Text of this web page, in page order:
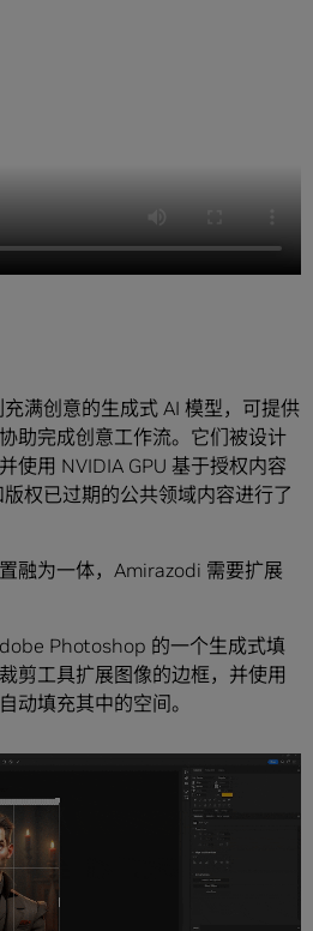
满创意的生成式 AI 模型，可提供
助完成创意工作流。它们被设计
使用 NVIDIA GPU 基于授权内容
权已过期的公共领域内容进行了
融为一体，Amirazodi 需要扩展
Photoshop 的一个生成式填
剪工具扩展图像的边框，并使用
动填充其中的空间。